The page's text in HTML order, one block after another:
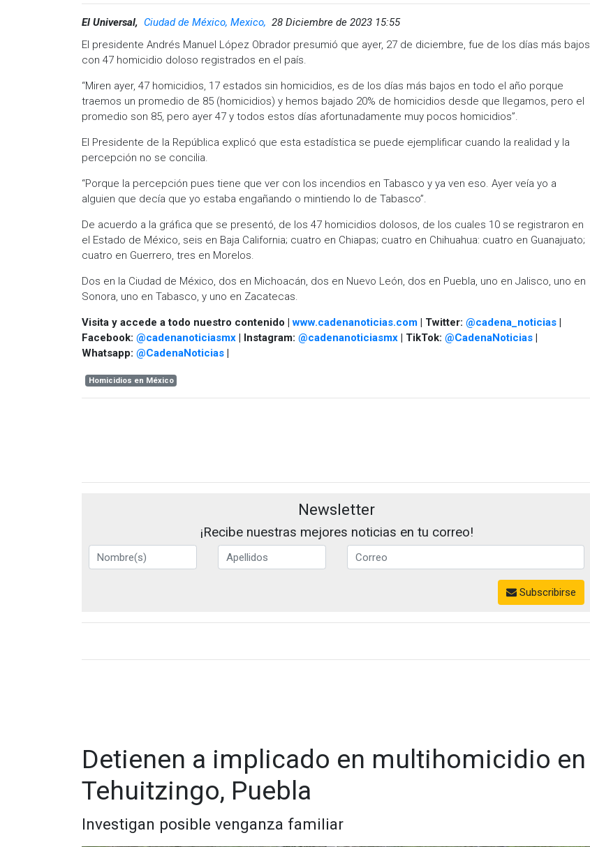
El Universal, Ciudad de México, Mexico, 28 Diciembre de 2023 15:55
El presidente Andrés Manuel López Obrador presumió que ayer, 27 de diciembre, fue de los días más bajos
con 47 homicidio doloso registrados en el país.
“Miren ayer, 47 homicidios, 17 estados sin homicidios, es de los días más bajos en todo el año porque
traemos un promedio de 85 (homicidios) y hemos bajado 20% de homicidios desde que llegamos, pero el
promedio son 85, pero ayer 47 y todos estos días afortunadamente muy pocos homicidios”.
El Presidente de la República explicó que esta estadística se puede ejemplificar cuando la realidad y la
percepción no se concilia.
“Porque la percepción pues tiene que ver con los incendios en Tabasco y ya ven eso. Ayer veía yo a
alguien que decía que yo estaba engañando o mintiendo lo de Tabasco”.
De acuerdo a la gráfica que se presentó, de los 47 homicidios dolosos, de los cuales 10 se registraron en
el Estado de México, seis en Baja California; cuatro en Chiapas; cuatro en Chihuahua: cuatro en Guanajuato;
cuatro en Guerrero, tres en Morelos.
Dos en la Ciudad de México, dos en Michoacán, dos en Nuevo León, dos en Puebla, uno en Jalisco, uno en
Sonora, uno en Tabasco, y uno en Zacatecas.
Visita y accede a todo nuestro contenido |www.cadenanoticias.com | Twitter: @cadena_noticias |
Facebook: @cadenanoticiasmx | Instagram: @cadenanoticiasmx | TikTok: @CadenaNoticias |
Whatsapp: @CadenaNoticias |
Homicidios en México
Newsletter
¡Recibe nuestras mejores noticias en tu correo!
Subscribirse
Detienen a implicado en multihomicidio en
Tehuitzingo, Puebla
Investigan posible venganza familiar